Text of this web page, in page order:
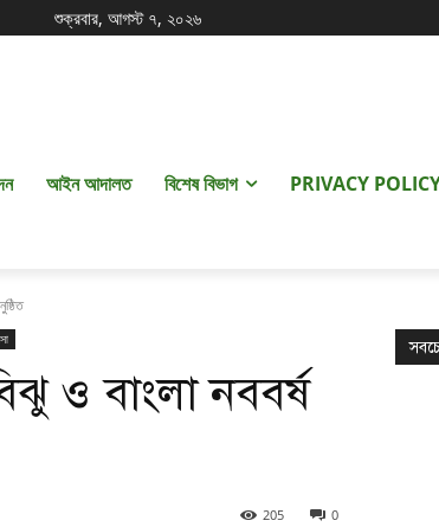
শুক্রবার, আগস্ট ৭, ২০২৬
আইন আদালত বিশেষ বিভাগ PRIVACY
ও বাংলা নববর্ষ
0
205